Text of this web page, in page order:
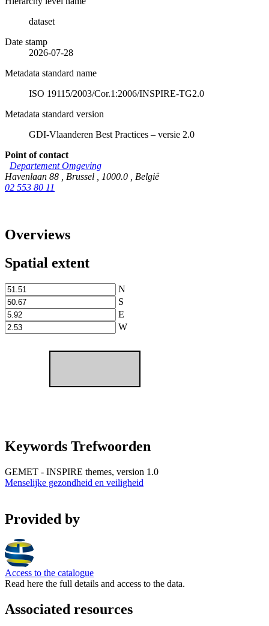
dataset
Date stamp
2026-07-28
Metadata standard name
ISO 19115/2003/Cor.1:2006/INSPIRE-TG2.0
Metadata standard version
GDI-Vlaanderen Best Practices – versie 2.0
Point of contact
Departement Omgeving
Havenlaan 88
Brussel 1000.0
België
02 553 80 11
Overviews
Spatial extent
N
S
E
W
Keywords Trefwoorden
GEMET - INSPIRE themes, version 1.0
Menselijke gezondheid en veiligheid
Provided by
Access to the catalogue
Read here the full details and access to the data.
Associated resources